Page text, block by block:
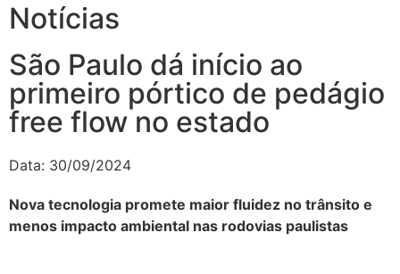
Notícias
São Paulo dá início ao
primeiro pórtico de pedágio
free flow no estado
Data: 30/09/2024
Nova tecnologia promete maior fluidez no trânsito e
menos impacto ambiental nas rodovias paulistas